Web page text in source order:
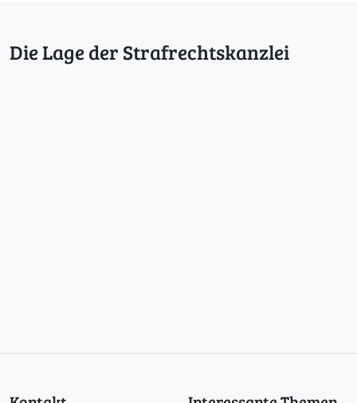
Die Lage der Strafrechtskanzlei